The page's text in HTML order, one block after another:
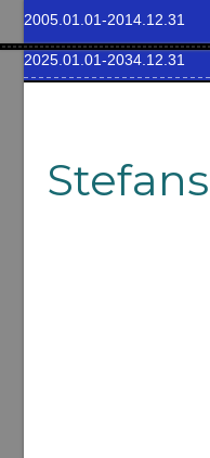
2005.01.01-2014.12.31
2025.01.01-2034.12.31